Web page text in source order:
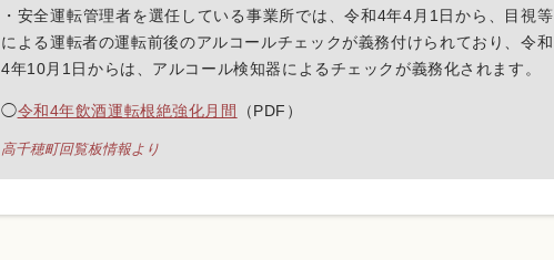
・安全運転管理者を選任している事業所では、令和4年4月1日から、目視等
による運転者の運転前後のアルコールチェックが義務付けられており、令和
4年10月1日からは、アルコール検知器によるチェックが義務化されます。
◯令和4年飲酒運転根絶強化月間 （PDF）
高千穂町回覧板情報より